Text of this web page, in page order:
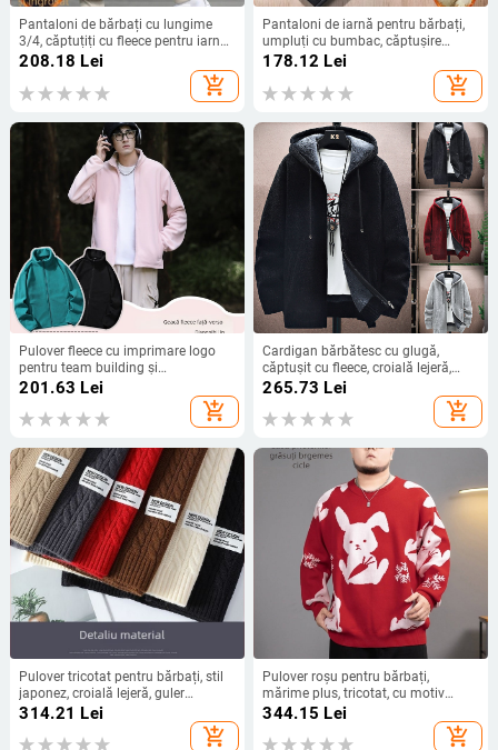
Pantaloni de bărbați cu lungime
3/4, căptuțiți cu fleece pentru iarnă,
largi, casual, pentru bărbați de talie
208.18 Lei
add_shopping_cart
Pantaloni de iarnă pentru bărbați,
umpluți cu bumbac, căptușire
poliester, croială dreaptă, culoare
178.12 Lei
add_shopping_cart
Pulover fleece cu imprimare logo
pentru team building și
îmbrăcăminte de lucru corporativă,
201.63 Lei
add_shopping_cart
Cardigan bărbătesc cu glugă,
căptușit cu fleece, croială lejeră,
toamnă-iarnă, amestec poliester
265.73 Lei
add_shopping_cart
Pulover tricotat pentru bărbați, stil
japonez, croială lejeră, guler
convertibil, tricot răsucit, poliester
314.21 Lei
add_shopping_cart
Pulover roșu pentru bărbați,
mărime plus, tricotat, cu motiv
iepure, gros pentru iarnă, Anul
344.15 Lei
add_shopping_cart